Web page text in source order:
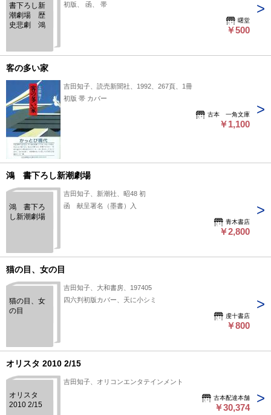
書下ろし新
潮劇場 歴
史悲劇 鴻
初版、 函、 帯
曙堂
￥500
客の多い家
吉田知子、読売新聞社、1992、267頁、1冊
初版 帯 カバー
古本 一角文庫
￥1,100
鴻 書下ろし新潮劇場
鴻 書下ろ
し新潮劇場
吉田知子、新潮社、昭48 初
函 献呈署名（墨書）入
青木書店
￥2,800
猫の目、女の目
猫の目、女
の目
吉田知子、大和書房、197405
四六判初版カバー、天に小シミ
虔十書店
￥800
オリスタ 2010 2/15
オリスタ
2010 2/15
吉田知子、オリコンエンタテインメント
古本配達本舗
￥30,374